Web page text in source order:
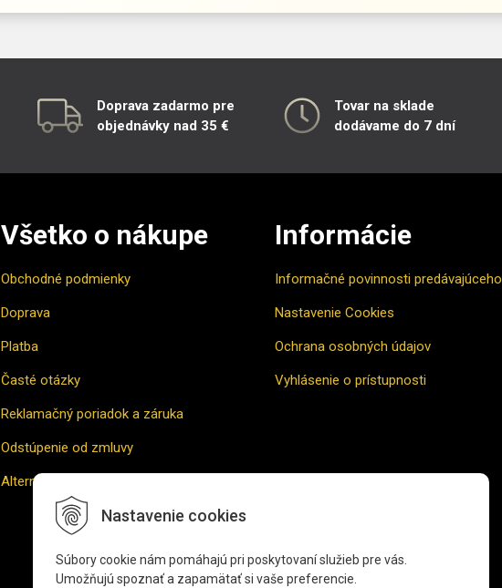
Nastavenie cookies
Súbory cookie nám pomáhajú pri poskytovaní služieb pre vás.
Umožňujú spoznať a zapamätať si vaše preferencie.
Doprava zadarmo pre
objednávky nad 35 €
Tovar na sklade
dodávame do 7 dní
Všetko o nákupe
Obchodné podmienky
Doprava
Platba
Časté otázky
Reklamačný poriadok a záruka
Odstúpenie od zmluvy
Alternatívne riešenie sporu
Informácie
Informačné povinnosti predávajúceho
Nastavenie Cookies
Ochrana osobných údajov
Vyhlásenie o prístupnosti